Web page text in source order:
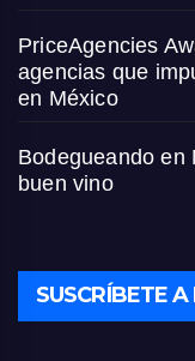
PriceAgencies
agencias que
en México
Bodegueando en
buen vino
SUSCRÍBETE